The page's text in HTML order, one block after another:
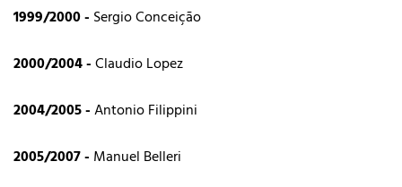
1999/2000 - Sergio Conceição
2000/2004 -Claudio Lopez
2004/2005 -Antonio Filippini
2005/2007 - Manuel Belleri